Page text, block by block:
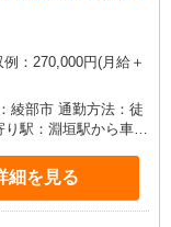
：270,000円(月給＋
綾部市 通勤方法：徒
駅：淵垣駅から車で
細を見る